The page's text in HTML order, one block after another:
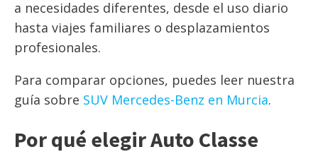
a necesidades diferentes, desde el uso diario
hasta viajes familiares o desplazamientos
profesionales.
Para comparar opciones, puedes leer nuestra
guía sobre SUV Mercedes-Benz en Murcia.
Por qué elegir Auto Classe